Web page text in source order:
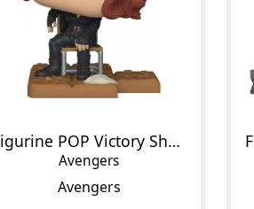
Figurine POP Victory Shawarma : Black Widow
Avengers
Avengers